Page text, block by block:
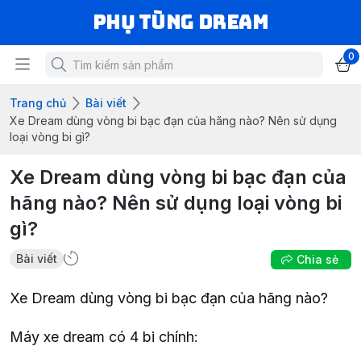
Phụ Tùng Dream
0
Trang chủ
Bài viết
Xe Dream dùng vòng bi bạc đạn của hãng nào? Nên sử dụng
loại vòng bi gì?
Xe Dream dùng vòng bi bạc đạn của
hãng nào? Nên sử dụng loại vòng bi
gì?
Bài viết Chia sẻ
Xe Dream dùng vòng bi bạc đạn của hãng nào?
Máy xe dream có 4 bi chính: